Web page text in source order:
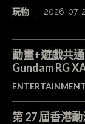
玩物 2026-07-
動畫+遊戲共
Gundam RG
ENTERTAINMENT
第 27 屆香港